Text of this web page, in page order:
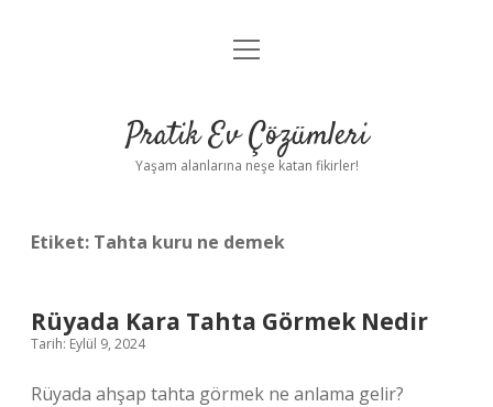
Anasayfa
Yasal Uyarı
menüyü
Pratik Ev Çözümleri
Yaşam alanlarına neşe katan fikirler!
Etiket: Tahta kuru ne demek
Rüyada Kara Tahta Görmek Nedir
Tarih: Eylül 9, 2024
Rüyada ahşap tahta görmek ne anlama gelir?